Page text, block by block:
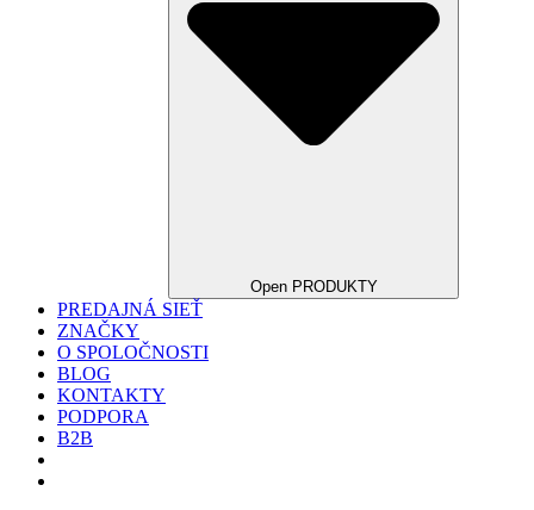
Open PRODUKTY
PREDAJNÁ SIEŤ
ZNAČKY
O SPOLOČNOSTI
BLOG
KONTAKTY
PODPORA
B2B